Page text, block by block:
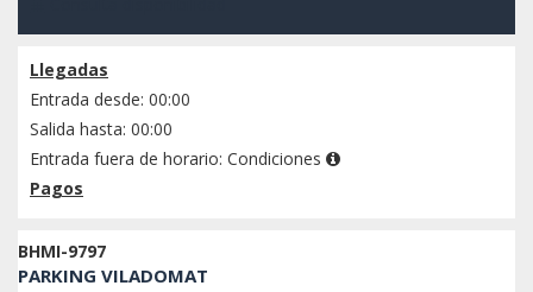
Llegadas
Entrada desde: 00:00
Salida hasta: 00:00
Entrada fuera de horario: Condiciones
Pagos
BHMI-9797
PARKING VILADOMAT